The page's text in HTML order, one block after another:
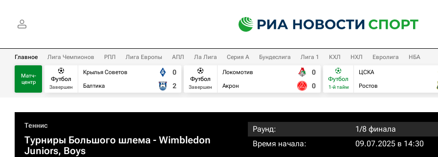
Главное Лига Чемпионов РПЛ Лига Европы АПЛ Ла Лига Серия А Бундеслига Лига 1 КХЛ НХЛ Евролига НБА
Матч-
центр
Футбол
Завершен
Крылья Советов
Балтика
0
2
Футбол
Завершен
Локомотив
Акрон
0
0
Футбол
1-й тайм
ЦСКА
Ростов
Теннис
Турниры Большого шлема - Wimbledon
Juniors, Boys
Раунд:
1/8 финала
Время начала:
09.07.2025 в 14:30